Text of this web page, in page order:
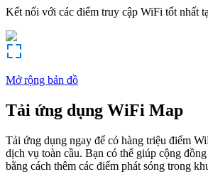
Kết nối với các điểm truy cập WiFi tốt nhất
Mở rộng bản đồ
Tải ứng dụng WiFi Map
Tải ứng dụng ngay để có hàng triệu điểm
dịch vụ toàn cầu. Bạn có thể giúp cộng
bằng cách thêm các điểm phát sóng trong